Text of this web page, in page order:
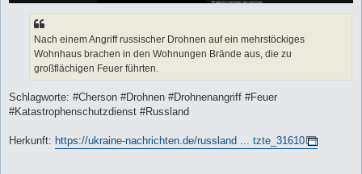
Nach einem Angriff russischer Drohnen auf ein mehrstöckiges
Wohnhaus brachen in den Wohnungen Brände aus, die zu
großflächigen Feuer führten.
Schlagworte: #Cherson #Drohnen #Drohnenangriff #Feuer
#Katastrophenschutzdienst #Russland
Herkunft: https://ukraine-nachrichten.de/russland ... tzte_31610